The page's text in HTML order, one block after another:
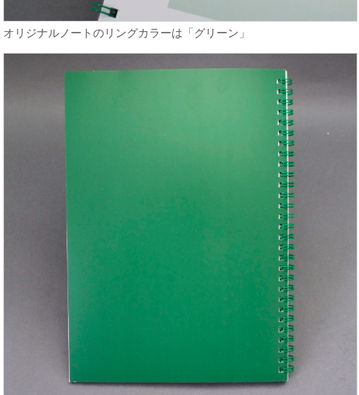
オリジナルノートのリングカラーは「グリーン」